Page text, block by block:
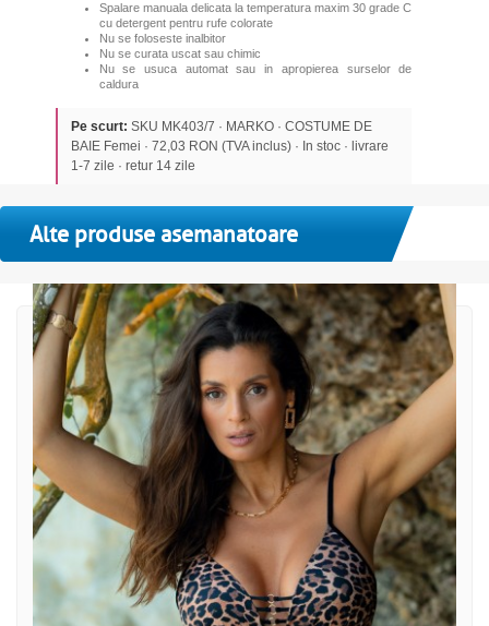
Spalare manuala delicata la temperatura maxim 30 grade C
cu detergent pentru rufe colorate
Nu se foloseste inalbitor
Nu se curata uscat sau chimic
Nu se usuca automat sau in apropierea surselor de
caldura
Pe scurt: SKU MK403/7 · MARKO · COSTUME DE
BAIE Femei · 72,03 RON (TVA inclus) · In stoc · livrare
1-7 zile · retur 14 zile
Alte produse asemanatoare